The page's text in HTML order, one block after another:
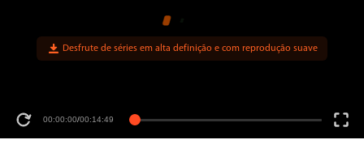
Desfrute de séries em alta definição e com reprodução suave
00:00:00/00:14:49